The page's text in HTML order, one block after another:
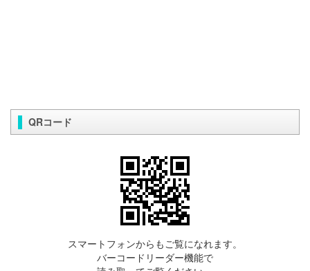
QRコード
スマートフォンからもご覧になれます。
バーコードリーダー機能で